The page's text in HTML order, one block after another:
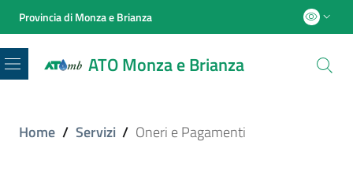
Provincia di Monza e Brianza
ATO Monza e Brianza
Menu
Home / Servizi / Oneri e Pagamenti